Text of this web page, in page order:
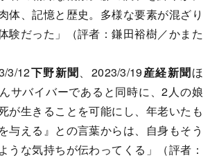
体、記憶と歴史。多様な要素が混ざり
験だった」（評者：鎌田裕樹／かまた
3/12下野新聞、2023/3/19産経新聞ほ
サバイバーであると同時に、2人の娘
が生きることを可能にし、年老いたも
与える』との言葉からは、自身もそう
うな気持ちが伝わってくる」（評者：